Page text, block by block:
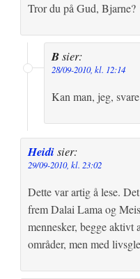
Tror du på Gud, Bjarne?
Bsier:
28/09-2010, kl. 12:14
Kan man, jeg,
Heidisier:
29/09-2010, kl. 23:02
Dette var artig å lese.
frem Dalai Lama og
mennesker, begge aktivt
områder, men med